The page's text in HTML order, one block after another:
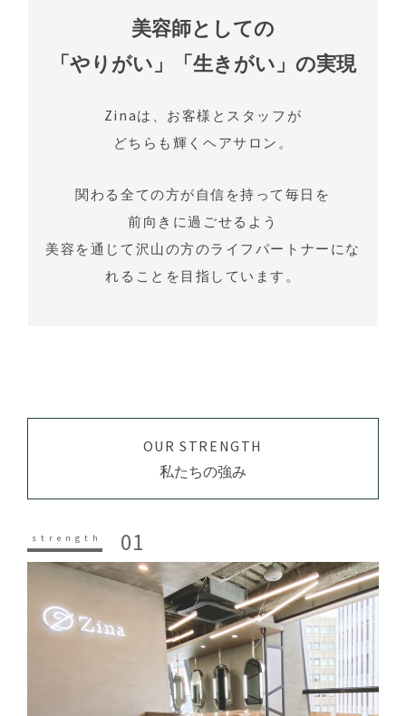
美容師としての
「やりがい」「生きがい」の実現
Zinaは、お客様とスタッフが
どちらも輝くヘアサロン。
関わる全ての方が自信を持って毎日を
前向きに過ごせるよう
美容を通じて沢山の方のライフパートナーにな
れることを目指しています。
OUR STRENGTH
私たちの強み
01